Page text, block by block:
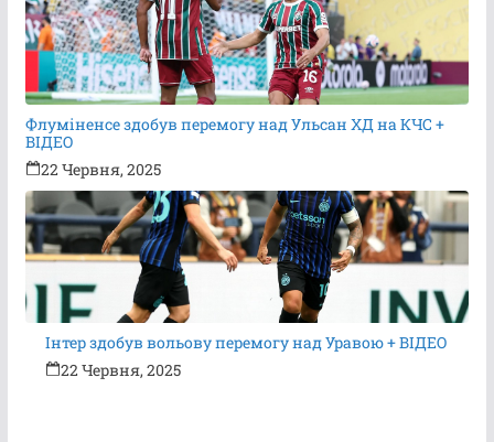
Флуміненсе здобув перемогу над Ульсан ХД на КЧС +
ВІДЕО
22 Червня, 2025
Інтер здобув вольову перемогу над Уравою + ВІДЕО
22 Червня, 2025